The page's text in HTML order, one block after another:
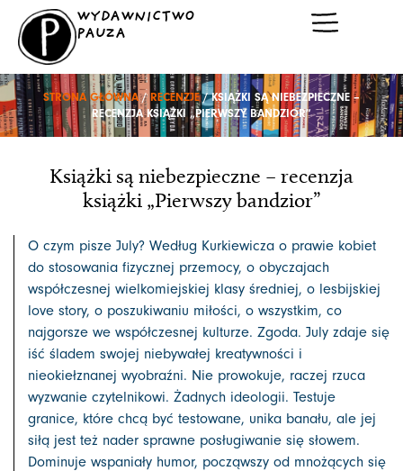
Przejdź
treści
WYDAWNICTWO
PAUZA
STRONA GŁÓWNA/ RECENZJE/ KSIĄŻKI SĄ NIEBEZPIECZNE –
RECENZJA KSIĄŻKI „PIERWSZY BANDZIOR”
Książki są niebezpieczne – recenzja
książki „Pierwszy bandzior”
O czym pisze July? Według Kurkiewicza o prawie kobiet
do stosowania fizycznej przemocy, o obyczajach
współczesnej wielkomiejskiej klasy średniej, o lesbijskiej
love story, o poszukiwaniu miłości, o wszystkim, co
najgorsze we współczesnej kulturze. Zgoda. July zdaje się
iść śladem swojej niebywałej kreatywności i
nieokiełznanej wyobraźni. Nie prowokuje, raczej rzuca
wyzwanie czytelnikowi. Żadnych ideologii. Testuje
granice, które chcą być testowane, unika banału, ale jej
siłą jest też nader sprawne posługiwanie się słowem.
Dominuje wspaniały humor, począwszy od mnożących się